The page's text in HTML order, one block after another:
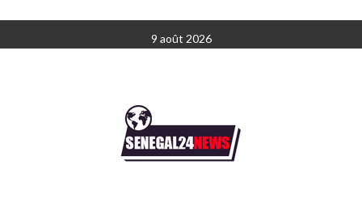
au
9 août 2026